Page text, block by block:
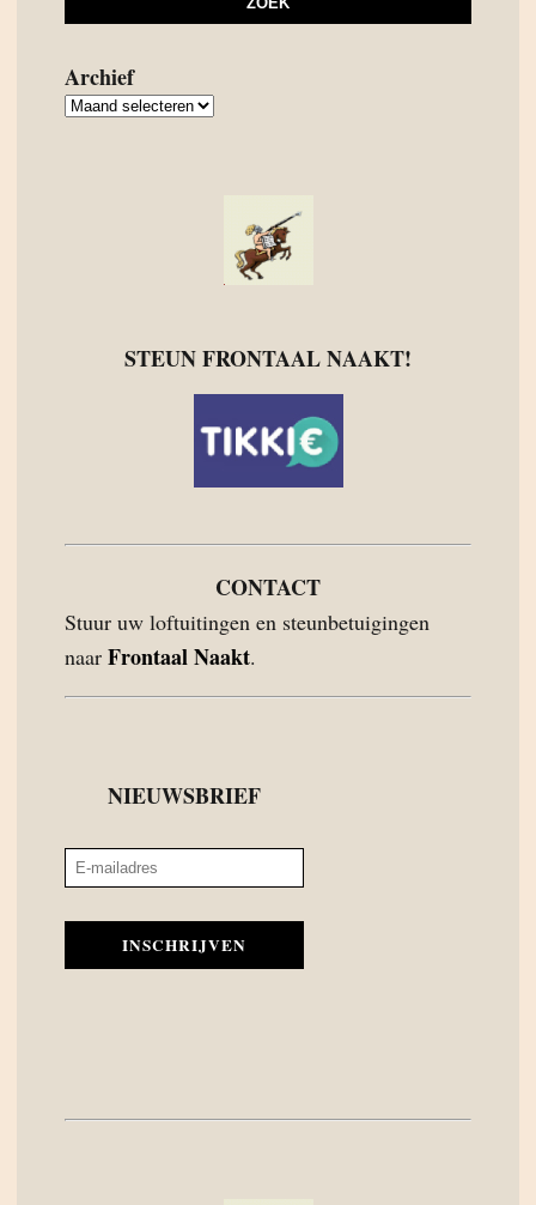
Archief
Archief
STEUN FRONTAAL NAAKT!
CONTACT
Stuur uw loftuitingen en steunbetuigingen
naar Frontaal Naakt.
NIEUWSBRIEF
INSCHRIJVEN